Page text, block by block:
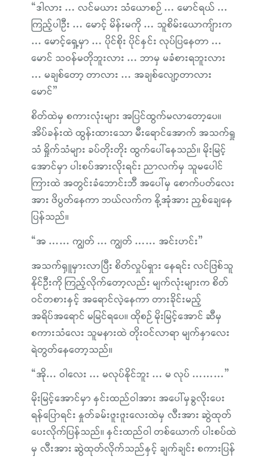
“ဒါလား … လင်မယား သံယောစဉ် … မောင်ရယ် …
ကြည့်ပါဦး … မောင့် မိန်းမကို … သူစိမ်းယောကျ်ားက
… မောင့်ရှေ့မှာ … ပိုင်စိုး ပိုင်နှင်း လုပ်ပြနေတာ …
မောင် သဝန်မတိုဘူးလား … ဘာမှ မခံစားရဘူးလား
… မချစ်တော့ တာလား … အချစ်လျော့တာလား
မောင်”
စိတ်ထဲမှ စကားလုံးများ အပြင်ထွက်မလာတော့ပေ။
အိပ်ခန်းထဲ ထွန်းထားသော မီးရောင်အောက် အသက်ရှု
သံ ရှိုက်သံများ ခပ်တိုးတိုး ထွက်ပေါ်နေသည်။ မိုးမြင့်
အောင်မှာ ပါးစပ်အားလိုးရင်း ညာလက်မှ သူမပေါင်
ကြားထဲ အတွင်းခံဘောင်းဘီ အပေါ်မှ စောက်ပတ်လေး
အား ဖိပွတ်နေကာ ဘယ်လက်က နို့အုံအား ညှစ်ချေနေ
ပြန်သည်။
“အ …… ကျွတ် … ကျွတ် …… အင်းဟင်း”
အသက်ရှူမှားလာပြီး စိတ်လှုပ်ရှား နေရင်း လင်ဖြစ်သူ
နိုင်ဦးကို ကြည့်လိုက်တော့လည်း မျက်လုံးများက စိတ်
ဝင်တစားနှင့် အရောင်လဲ့နေကာ တားခိုင်းမည့်
အရိပ်အရောင် မမြင်ရပေ။ ထိုစဉ် မိုးမြင့်အောင် ဆီမှ
စကားသံလေး သူမနားထဲ တိုးဝင်လာရာ မျက်နှာလေး
ရဲတွတ်နေတော့သည်။
“အို… ဝါလေး … မလုပ်နိုင်ဘူး … မ လုပ် ………”
မိုးမြင့်အောင်မှာ နှင်းထည်ဝါအား အပေါ်မှခွလိုးပေး
ရန်ပြောရင်း နှုတ်ခမ်းဖူးဖူးလေးထဲမှ လီးအား ဆွဲထုတ်
ပေးလိုက်ပြန်သည်။ နှင်းထည်ဝါ တစ်ယောက် ပါးစပ်ထဲ
မှ လီးအား ဆွဲထုတ်လိုက်သည်နှင့် ချက်ချင်း စကားပြန်